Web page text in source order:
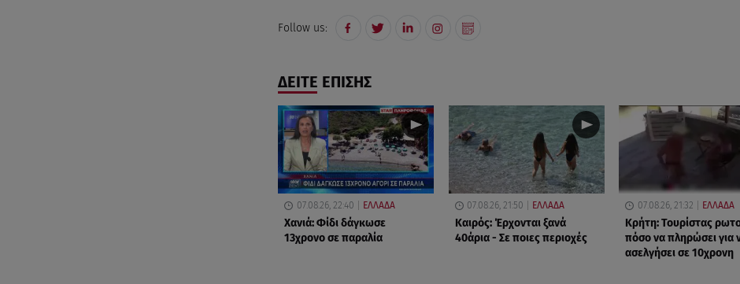
Follow us:
ΔΕΙΤΕ ΕΠΙΣΗΣ
07.08.26, 22:40 ΕΛΛΑΔΑ
Χανιά: Φίδι δάγκωσε
13χρονο σε παραλία
07.08.26, 21:50 ΕΛΛΑΔΑ
Καιρός: Έρχονται ξανά
40άρια - Σε ποιες περιοχές
07.08.26, 21:32 ΕΛΛΑΔΑ
Κρήτη: Τουρίστας
πόσο να πληρώσει για
ασελγήσει σε 10χρονη